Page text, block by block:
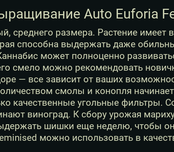
Auto Euforia
среднего размера. Растение имеет
способна выдержать даже
может полноценно
смело можно рекомендовать
— все зависит от ваших
смолы и конопля
качественные угольные фильтры.
виноград. К сбору урожая
шишки еще неделю, чтобы
можно использовать в